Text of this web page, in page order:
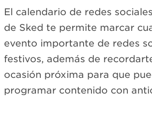
El calendario de redes
de Sked te permite marcar
evento importante de redes
festivos, además de
ocasión próxima para que
programar contenido con